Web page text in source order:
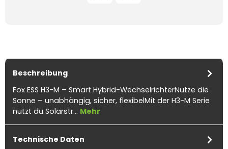
Beschreibung
Fox ESS H3-M – Smart Hybrid-WechselrichterNutze die
Sonne – unabhängig, sicher, flexibelMit der H3-M Serie
nutzt du Solarstr… Mehr
Technische Daten